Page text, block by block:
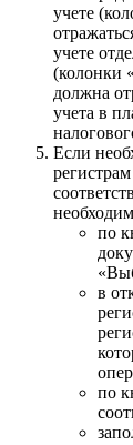
учете
учете
(колонки
должна
учета в
Если
по
в
по